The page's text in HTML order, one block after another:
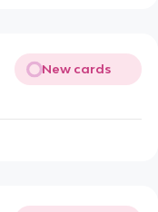
New cards